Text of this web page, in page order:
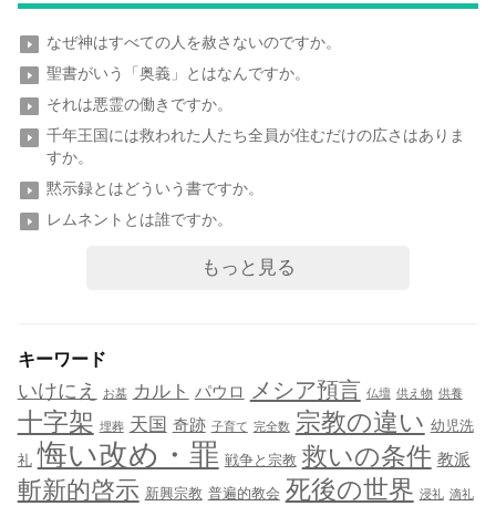
なぜ神はすべての人を赦さないのですか。
聖書がいう「奥義」とはなんですか。
それは悪霊の働きですか。
千年王国には救われた人たち全員が住むだけの広さはありま
すか。
黙示録とはどういう書ですか。
レムネントとは誰ですか。
もっと見る
キーワード
いけにえ お墓 カルト パウロ メシア預言 仏壇 供え物 供養
十字架 埋葬 天国 奇跡 子育て 完全数 宗教の違い 幼児洗
礼 悔い改め・罪 戦争と宗教 救いの条件 教派
斬新的啓示 新興宗教 普遍的教会 死後の世界 浸礼 滴礼